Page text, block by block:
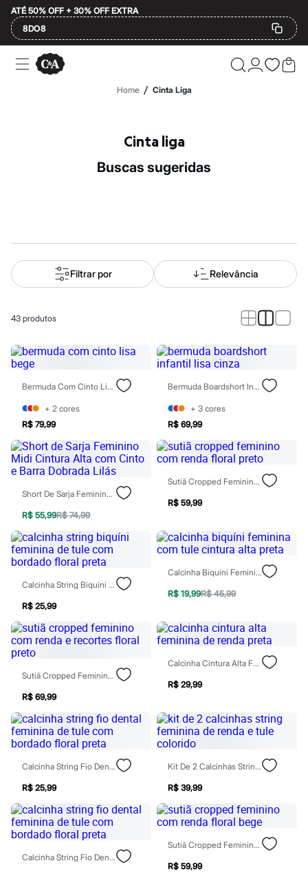
ATÉ 50% OFF + 30% OFF EXTRA
8DO8
Ofertas
Compre por Departamento
Alfaiataria
Novidades
Roupas
Blusas e Camisetas
Casacos e Jaquetas
Macacões
Saias
Shorts e Bermudas
Vestidos
Bolsas
Bonés e Chapéus
Cintos
Óculos
Relógios
Botas
Chinelos
Rasteirinhas
Sandálias
Sapatilhas
Tênis
Marcas
City
Mindset
Sawary
Yessica
Moda esportiva
Acessórios
Blusas
Calçados
Leggings
Tops
Moda íntima
Calcinhas
Meias
Pijamas
Sutiãs e Tops
Moda praia
Biquínis
Maiôs
Saídas de praia
Personagens
Home / Cinta Liga
Cinta liga
buscas sugeridas
Filtrar por Relevância
43 produtos
Bermuda Com Cinto Lisa Bege
+ 2 cores
R$ 79,99
Bermuda Boardshort Infantil Lisa Cinza
+ 3 cores
R$ 69,99
Short De Sarja Feminino Midi Cintura Alta Com Cinto E Barra Dobrada Lilás
R$ 55,99R$ 74,99
Sutiã Cropped Feminino Com Renda Floral Preto
R$ 59,99
Calcinha String Biquíni Feminina De Tule Com Bordado Floral Preta
R$ 25,99
Calcinha Biquíni Feminina Com Tule Cintura Alta Preta
R$ 19,99R$ 45,99
Sutiã Cropped Feminino Com Renda E Recortes Floral Preto
R$ 69,99
Calcinha Cintura Alta Feminina De Renda Preta
R$ 29,99
Calcinha String Fio Dental Feminina De Tule Com Bordado Floral Preta
R$ 25,99
Kit De 2 Calcinhas String Feminina De Renda E Tule Colorido
R$ 39,99
Calcinha String Fio Dental Feminina De Tule Com Bordado Floral Preta
Sutiã Cropped Feminino Com Renda Floral Bege
R$ 59,99